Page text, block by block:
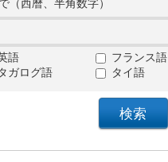
（西暦、半角数字）
語 フランス語
ガログ語 タイ語